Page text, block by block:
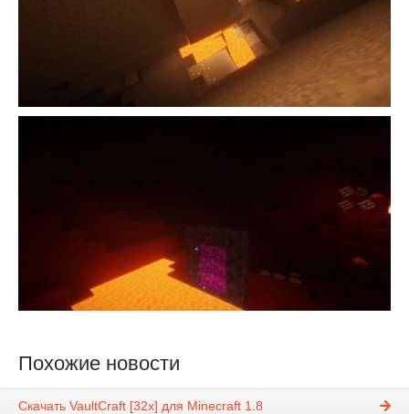
Похожие новости
Скачать VaultCraft [32x] для Minecraft 1.8